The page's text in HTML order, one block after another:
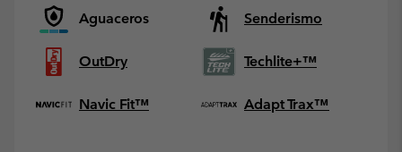
Aguaceros Senderismo
OutDry Techlite+™
Navic Fit™ Adapt Trax™